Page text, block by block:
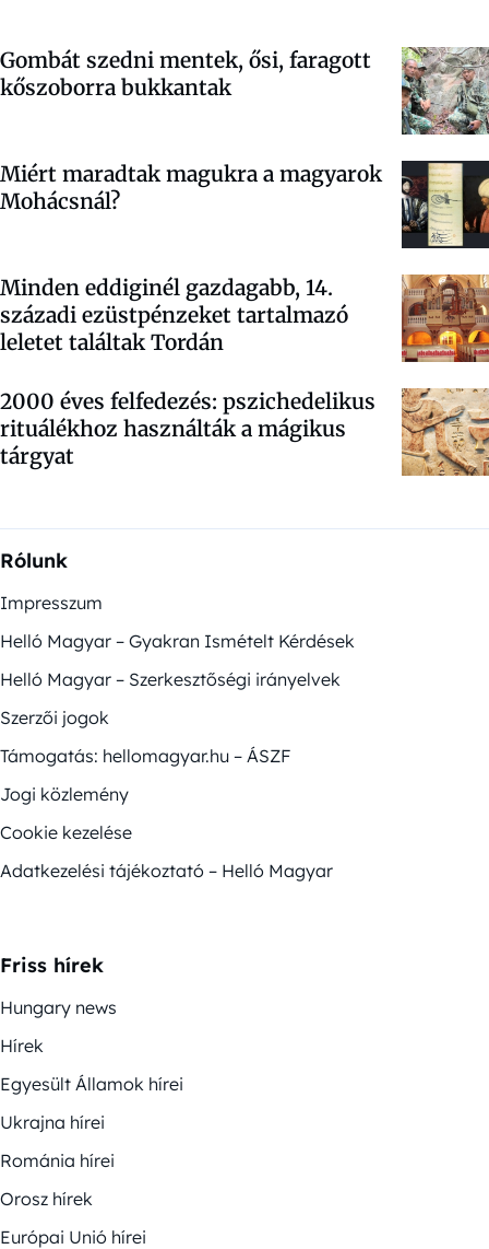
Gombát szedni mentek, ősi, faragott
kőszoborra bukkantak
Miért maradtak magukra a magyarok
Mohácsnál?
Minden eddiginél gazdagabb, 14.
századi ezüstpénzeket tartalmazó
leletet találtak Tordán
2000 éves felfedezés: pszichedelikus
rituálékhoz használták a mágikus
tárgyat
Rólunk
Impresszum
Helló Magyar – Gyakran Ismételt Kérdések
Helló Magyar – Szerkesztőségi irányelvek
Szerzői jogok
Támogatás: hellomagyar.hu – ÁSZF
Jogi közlemény
Cookie kezelése
Adatkezelési tájékoztató – Helló Magyar
Friss hírek
Hungary news
Hírek
Egyesült Államok hírei
Ukrajna hírei
Románia hírei
Orosz hírek
Európai Unió hírei